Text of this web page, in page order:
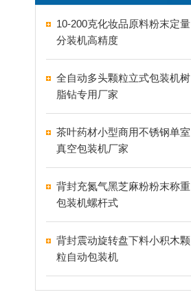
10-200克化妆品原料粉末定量
分装机高精度
全自动多头颗粒立式包装机树
脂钻专用厂家
茶叶药材小型商用不锈钢单室
真空包装机厂家
背封充氮气黑芝麻粉粉末称重
包装机螺杆式
背封震动旋转盘下料小积木颗
粒自动包装机